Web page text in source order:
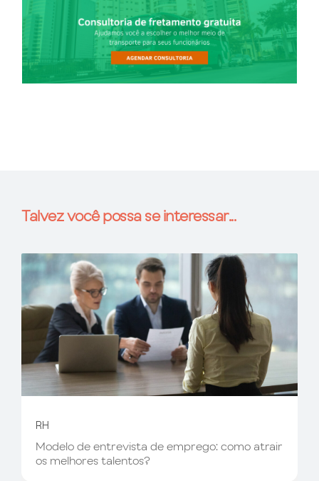
Talvez você possa se interessar...
RH
Modelo de entrevista de emprego: como atrair
os melhores talentos?